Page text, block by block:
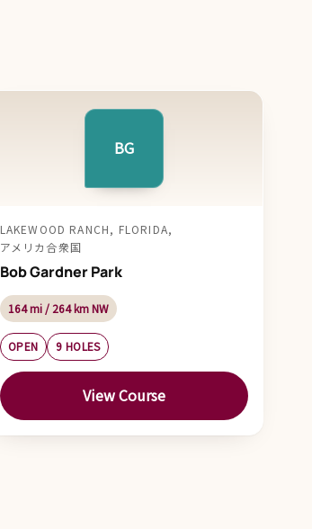
BG
LAKEWOOD RANCH, FLORIDA,
アメリカ合衆国
Bob Gardner Park
164 mi / 264 km NW
OPEN 9 HOLES
View Course